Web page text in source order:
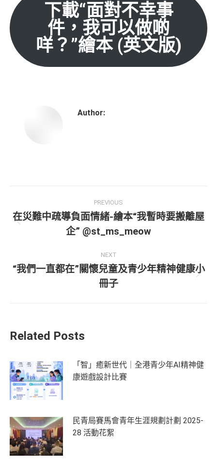
下載“面對不幸事
件，我可以做啲
咩？”繪本 (英文版)
Author:
PREVIOUS
在災難中疏導負面情緒-繪本“我暫時要搬離屋
企” @st_ms_meow
NEXT
“我們一直都在”關懷兒童及青少年精神健康小
冊子
Related Posts
「智」癒新世代｜全港青少年AI精神健
康遊戲設計比賽
民青局賽馬會青年生涯規劃計劃 2025-
28 活動花絮